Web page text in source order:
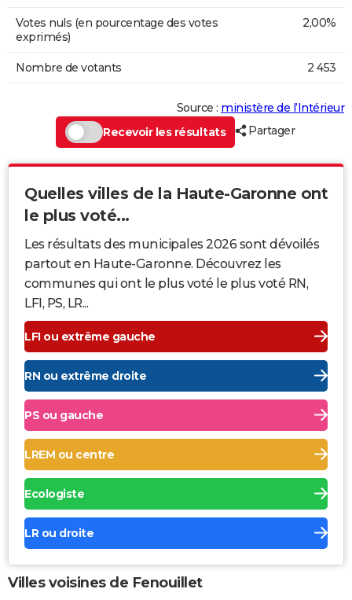
Votes nuls (en pourcentage des votes
exprimés)
2,00%
Nombre de votants 2 453
Source : ministère de l’Intérieur
Recevoir les résultats
Partager
Quelles villes de la Haute-Garonne ont
le plus voté...
Les résultats des municipales 2026 sont dévoilés
partout en Haute-Garonne. Découvrez les
communes qui ont le plus voté le plus voté RN,
LFI, PS, LR...
LFI ou extrême gauche
RN ou extrême droite
PS ou gauche
LREM ou centre
Ecologiste
LR ou droite
Villes voisines de Fenouillet